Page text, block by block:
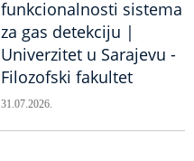
funkcionalnosti sistema
za gas detekciju |
Univerzitet u Sarajevu -
Filozofski fakultet
31.07.2026.